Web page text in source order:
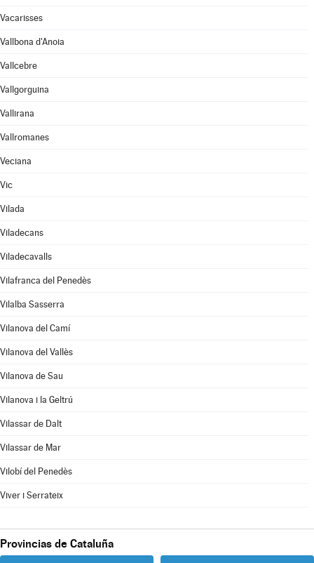
Vacarisses
Vallbona d'Anoia
Vallcebre
Vallgorguina
Vallirana
Vallromanes
Veciana
Vic
Vilada
Viladecans
Viladecavalls
Vilafranca del Penedès
Vilalba Sasserra
Vilanova del Camí
Vilanova del Vallès
Vilanova de Sau
Vilanova i la Geltrú
Vilassar de Dalt
Vilassar de Mar
Vilobí del Penedès
Viver i Serrateix
Provincias de Cataluña